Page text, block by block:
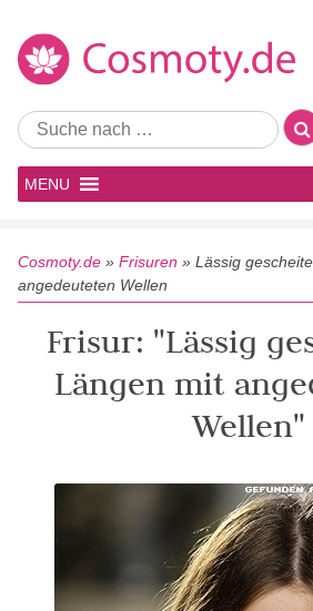
MENU
Cosmoty.de » Frisuren » Lässig
angedeuteten Wellen
Frisur: "Lässig
Längen mit
Wellen"